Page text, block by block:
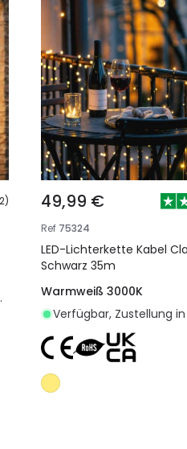
2)
49,99 €
Ref 75324
LED-Lichterkette Kabel
Schwarz 35m
Warmweiß 3000K
Verfügbar, Zustellung